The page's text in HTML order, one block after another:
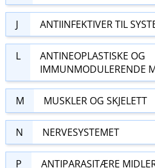
J ANTIINFEKTIVER TIL
L
ANTINEOPLASTISKE OG
IMMUNMODULERENDE
M MUSKLER OG SKJELETT
N NERVESYSTEMET
P ANTIPARASITÆRE